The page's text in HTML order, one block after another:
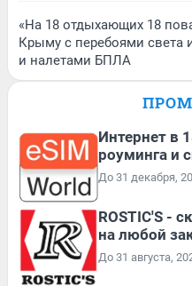
«На 18 отдыхающих 18
Крыму с перебоями света
и налетами БПЛА
Интернет в
роуминга и
До 31 декабря,
ROSTIC'S -
на любой
До 31 августа,